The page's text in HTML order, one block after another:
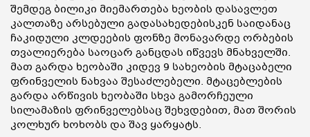
შემდეგ ბილიკი მიემართება ხეობის დასავლეთ
კალთაზე არსებული გადასახედებისკენ საიდანაც
ჩაკიდული კლდეების ფონზე მონავარდე ორბების
თვალიერება საოცარ განცდას იწვევს მნახველში.
მათ გარდა ხეობაში კიდევ 9 სახეობის მტაცაბელი
ფრინველის ნახვაა შესაძლებელი. მტაცებლების
გარდა არწივის ხეობაში სხვა გამორჩეული
სილამაზის ფრინველებსაც შეხვდებით, მათ შორის
კოლხურ ხოხობს და შავ ყარყატს.